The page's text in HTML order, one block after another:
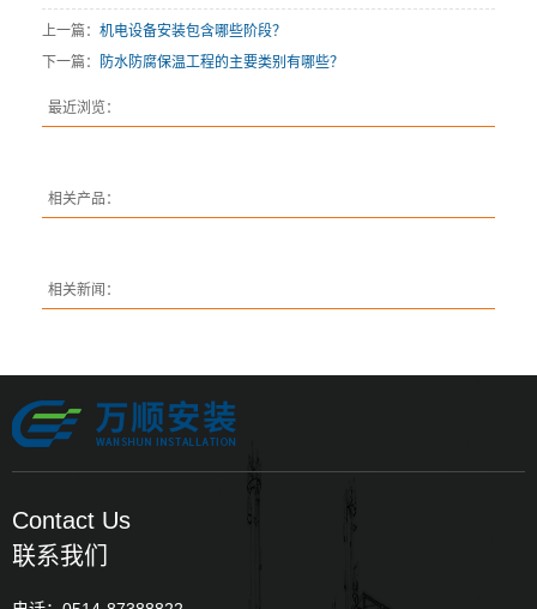
上一篇： 机电设备安装包含哪些阶段？
下一篇：
防水防腐保温工程的主要类别有哪些？
最近浏览：
相关产品：
相关新闻：
Contact Us
联系我们